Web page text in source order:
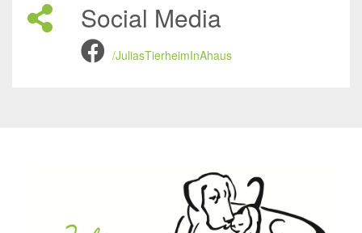
Social Media
/JuliasTierheimInAhaus